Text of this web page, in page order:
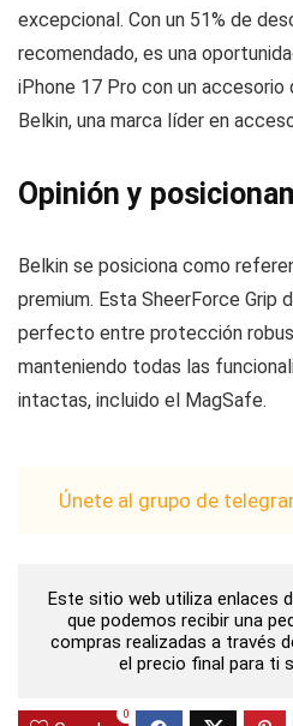
excepcional. Con un 51% de
recomendado, es una
iPhone 17 Pro con un accesorio
Belkin, una marca líder en
Opinión y
Belkin se posiciona como
premium. Esta SheerForce Grip
perfecto entre protección
manteniendo todas las
intactas, incluido el MagSafe.
Únete al grupo de
Este sitio web utiliza enlaces
que podemos recibir una
compras realizadas a través
el precio final para ti
0